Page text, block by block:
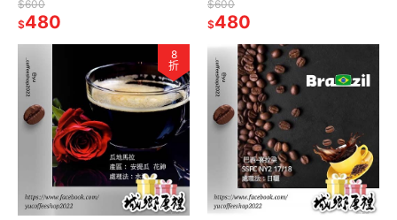
$600
$480
$600
$480
8
折